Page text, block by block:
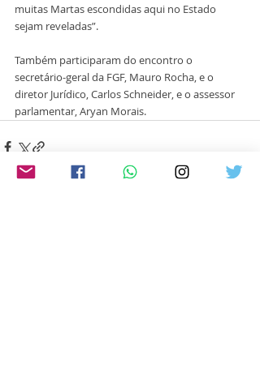
muitas Martas escondidas aqui no Estado
sejam reveladas”.
Também participaram do encontro o
secretário-geral da FGF, Mauro Rocha, e o
diretor Jurídico, Carlos Schneider, e o assessor
parlamentar, Aryan Morais.